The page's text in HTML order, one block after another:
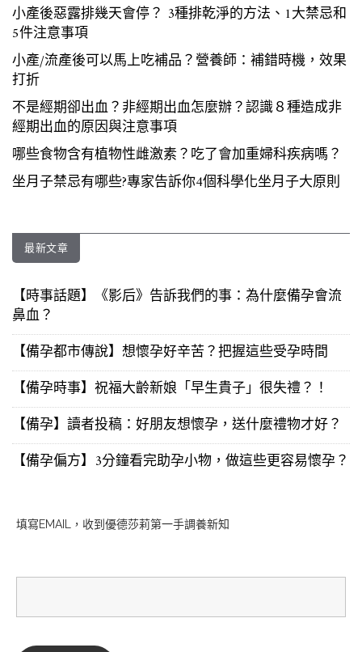
小產後惡露排幾天會停？ 3種排乾淨的方法、1大禁忌和
5件注意事項
小產/流產後可以馬上吃補品？營養師：補錯時機，效果
打折
不是經期卻出血？非經期出血怎麼辦？認識８種造成非
經期出血的原因與注意事項
哪些食物含有植物性雌激素？吃了會加重婦科疾病嗎？
坐月子禁忌有哪些?專家告訴你4個科學化坐月子大原則
最新文章
【時事話題】《影后》告訴我們的事：為什麼備孕會流
鼻血？
【備孕都市傳說】想懷孕好辛苦？把握這些受孕時間
【備孕時事】祝福大齡新娘「早生貴子」很失禮？！
【備孕】讀者投稿：好朋友想懷孕，送什麼禮物才好？
【備孕偏方】3分鐘看完助孕小物，做這些更容易懷孕？
填寫EMAIL，收到優德莎莉第一手調養新知